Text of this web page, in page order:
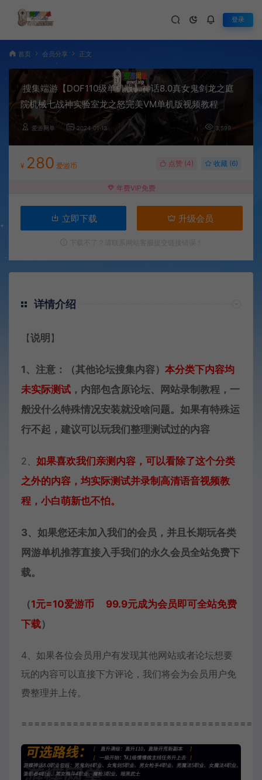
登录
首页 会员分享 正文
搜集端游【DOF110级单机版】神话8.0真女鬼剑龙之庭
院机械七战神实验室龙之怒完美VM单机版视频教程
爱游网单 2024-01-13 3,599
¥ 280 爱游币 点赞 (4) 收藏 (6)
年费VIP免费
立即下载 升级会员
详情介绍
【说明 】
1、注意：（其他论坛搜集内容） 本分类下内容均
未实际测试 ，内部包含原论坛、网站录制教程，一
般没什么特殊情况安装就没啥问题。如果有特殊运
行不起，建议可以玩我们整理测试过的内容
2、 如果喜欢我们亲测内容，可以看除了这个分类
之外的内容，均实际测试并录制高清语音视频教
程，小白萌新也不怕。
3、如果您还未加入我们的会员，并且长期玩各类
网游单机推荐直接入手我们的永久会员全站免费下
载。
（1元=10爱游币 99.9元成为会员即可全站免费
下载）
4、如果各位会员用户有发现其他网站或者论坛想要
玩的内容可以直接下方评论，我们将会为会员用户免
费整理并上传。